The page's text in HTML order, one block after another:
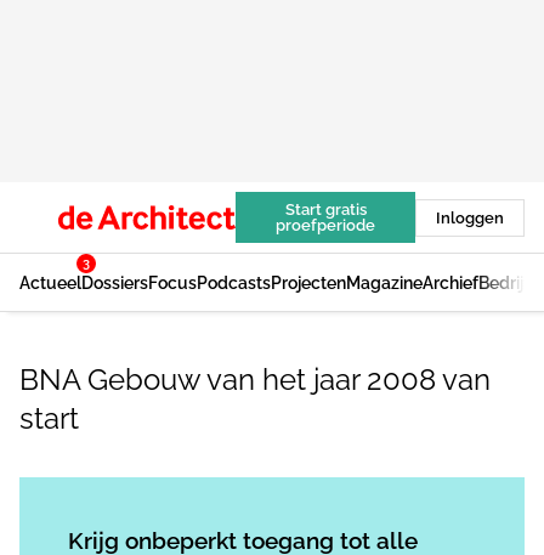
Start gratis
proefperiode
Inloggen
Actueel
3
DossiersFocusPodcastsProjectenMagazineArchief
BNA Gebouw van het jaar 2008 van
start
Krijg onbeperkt toegang tot alle